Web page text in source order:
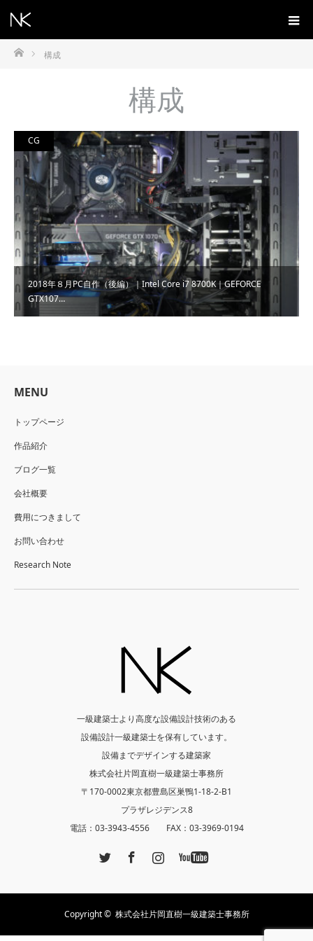
ホーム構成
構成
2018年８月PC自作（後編）｜Intel Core i7 8700K｜GEFORCE
GTX107…
CG
MENU
トップページ
作品紹介
ブログ一覧
会社概要
費用につきまして
お問い合わせ
Research Note
一級建築士より高度な設備設計技術のある
設備設計一級建築士を保有しています。
設備までデザインする建築家
株式会社片岡直樹一級建築士事務所
〒170-0002東京都豊島区巣鴨1-18-2-B1
プラザレジデンス8
電話：03-3943-4556 FAX：03-3969-0194
Copyright © 株式会社片岡直樹一級建築士事務所